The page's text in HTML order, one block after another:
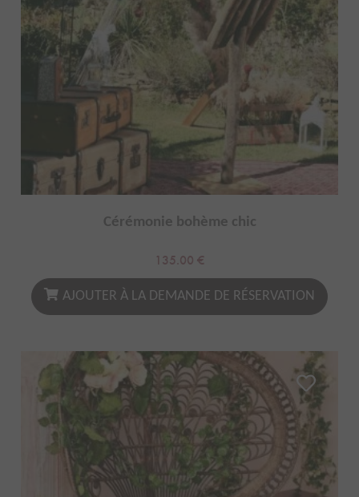
Cérémonie bohème chic
135.00 €
AJOUTER À LA DEMANDE DE RÉSERVATION